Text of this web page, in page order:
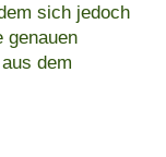
sich jedoch
genauen
dem